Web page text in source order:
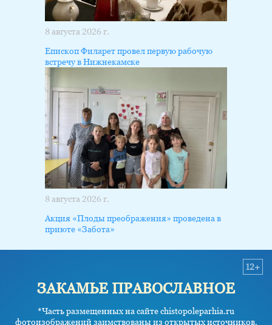
8 августа 2026 г.
Епископ Филарет провел первую рабочую
встречу в Нижнекамске
8 августа 2026 г.
Акция «Плоды преображения» проведена в
приюте «Забота»
ЗАКАМЬЕ ПРАВОСЛАВНОЕ
*Часть размещенных на сайте chistopoleparhia.ru
фотоизображений заимствованы из открытых источников.
12+